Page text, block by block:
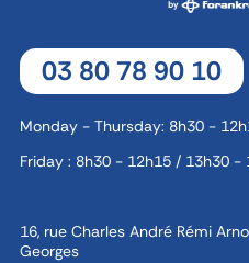
03 80 78 90 10
Monday - Thursday: 8h30 -
Friday : 8h30 - 12h15 / 13h30 -
16, rue Charles André Rémi
Georges